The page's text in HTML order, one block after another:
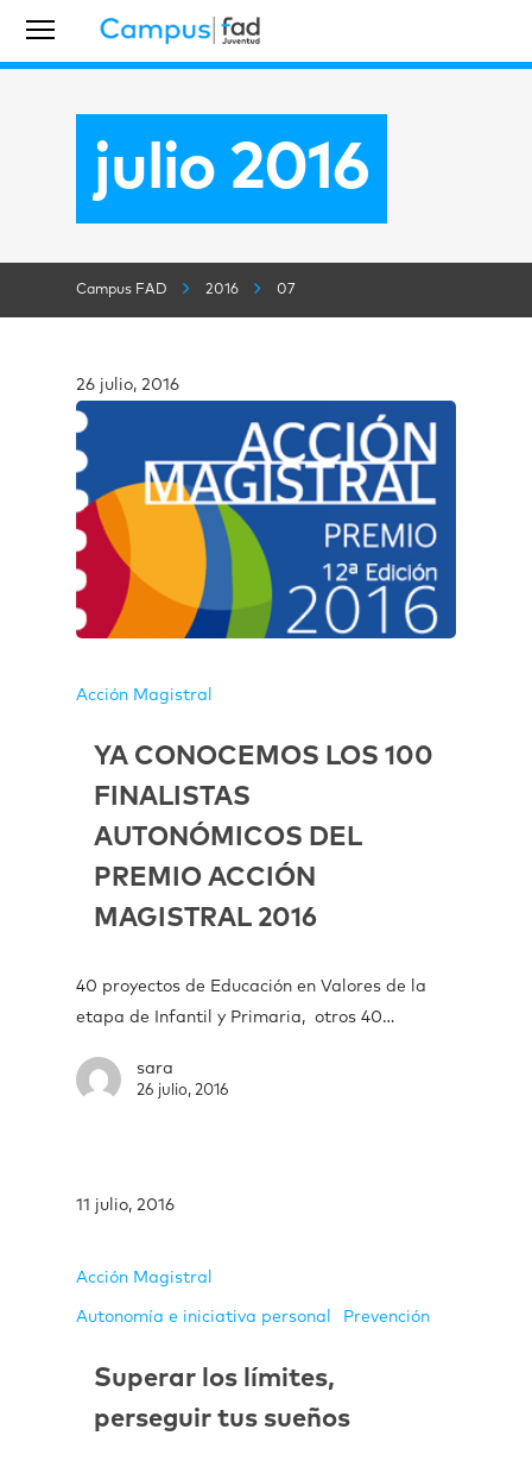
julio 2016
Campus FAD 2016 07
26 julio, 2016
Acción Magistral
YA CONOCEMOS LOS 100
FINALISTAS
AUTONÓMICOS DEL
PREMIO ACCIÓN
MAGISTRAL 2016
40 proyectos de Educación en Valores de la
etapa de Infantil y Primaria, otros 40…
sara
26 julio, 2016
11 julio, 2016
Acción Magistral
Autonomía e iniciativa personal Prevención
Superar los límites,
perseguir tus sueños